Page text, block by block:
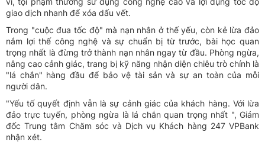
giao dịch nhanh để xóa dấu vết.
Trong "cuộc đua tốc độ" mà nạn nhân ở thế yếu, còn kẻ lừa đảo
nắm lợi thế công nghệ và sự chuẩn bị từ trước, bài học quan
trọng nhất là đừng trở thành nạn nhân ngay từ đầu. Phòng ngừa,
nâng cao cảnh giác, trang bị kỹ năng nhận diện chiêu trò chính là
"lá chắn" hàng đầu để bảo vệ tài sản và sự an toàn của mỗi
người dân.
"Yếu tố quyết định vẫn là sự cảnh giác của khách hàng. Với lừa
đảo trực tuyến, phòng ngừa là lá chắn quan trọng nhất ", Giám
đốc Trung tâm Chăm sóc và Dịch vụ Khách hàng 247 VPBank
nhận xét.